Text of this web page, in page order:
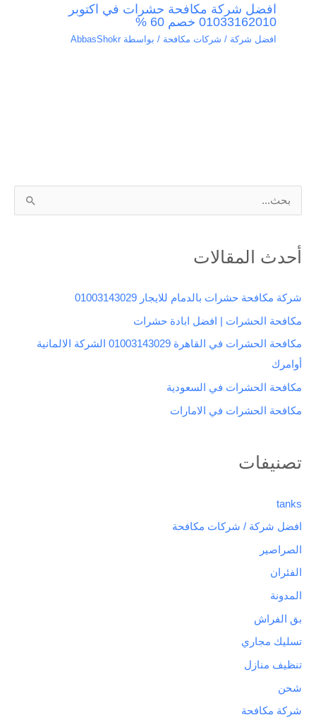
افضل شركة مكافحة حشرات في اكتوبر
01033162010 خصم 60 %
افضل شركة / شركات مكافحة / بواسطة AbbasShokr
ب
ح
ن
:
أحدث المقالات
شركة مكافحة حشرات بالدمام للايجار 01003143029
مكافحة الحشرات | افضل ابادة حشرات
مكافحة الحشرات في القاهرة 01003143029 الشركة الالمانية
أوامرك
مكافحة الحشرات في السعودية
مكافحة الحشرات في الامارات
تصنيفات
tanks
افضل شركة / شركات مكافحة
الصراصير
الفئران
المدونة
بق الفراش
تسليك مجاري
تنظيف منازل
شحن
شركة مكافحة